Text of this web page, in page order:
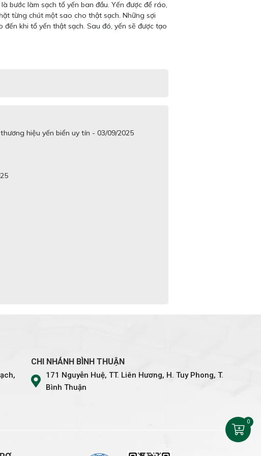
bước làm sạch tổ yến ban đầu. Yến được để ráo,
từng chút một sao cho thật sạch. Những sợi
khi tổ yến thật sạch. Sau đó, yến sẽ được tạo
hiệu yến biển uy tín - 03/09/2025
CHI NHÁNH BÌNH THUẬN
171 Nguyễn Huệ, TT. Liên Hương, H. Tuy Phong, T.
Bình Thuận
0